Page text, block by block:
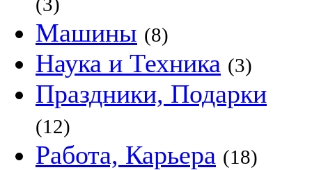
Машины (8)
Наука и Техника (3)
Праздники, Подарки
(12)
Работа, Карьера (18)